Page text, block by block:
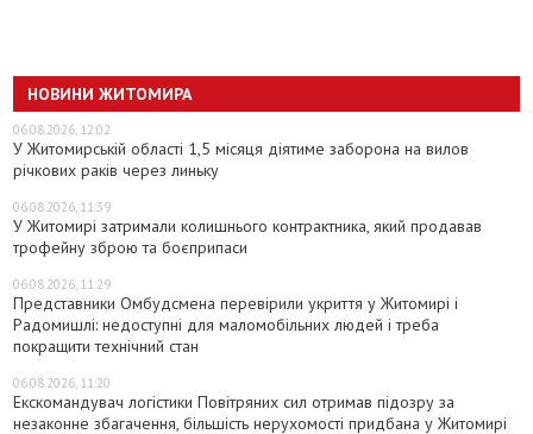
НОВИНИ ЖИТОМИРА
06.08.2026, 12:02
У Житомирській області 1,5 місяця діятиме заборона на вилов
річкових раків через линьку
06.08.2026, 11:39
У Житомирі затримали колишнього контрактника, який продавав
трофейну зброю та боєприпаси
06.08.2026, 11:29
Представники Омбудсмена перевірили укриття у Житомирі і
Радомишлі: недоступні для маломобільних людей і треба
покращити технічний стан
06.08.2026, 11:20
Екскомандувач логістики Повітряних сил отримав підозру за
незаконне збагачення, більшість нерухомості придбана у Житомирі